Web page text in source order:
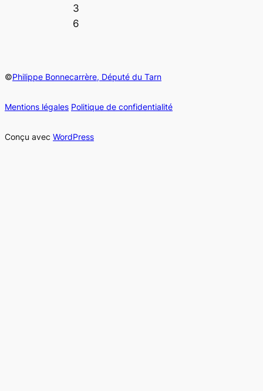
3
6
©Philippe Bonnecarrère, Député du Tarn
Mentions légales Politique de confidentialité
Conçu avec WordPress